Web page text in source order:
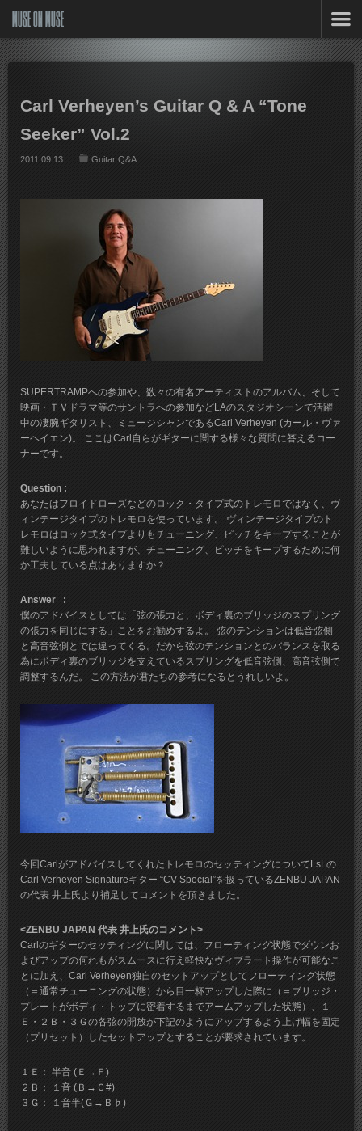
MUSE ON MUSE
Carl Verheyen’s Guitar Q & A “Tone
Seeker” Vol.2
2011.09.13 Guitar Q&A
SUPERTRAMPへの参加や、数々の有名アーティストのアルバム、そして
映画・ＴＶドラマ等のサントラへの参加などLAのスタジオシーンで活躍
中の凄腕ギタリスト、ミュージシャンであるCarl Verheyen (カール・ヴァ
ーヘイエン)。 ここはCarl自らがギターに関する様々な質問に答えるコー
ナーです。
Question :
あなたはフロイドローズなどのロック・タイプ式のトレモロではなく、ヴ
ィンテージタイプのトレモロを使っています。 ヴィンテージタイプのト
レモロはロック式タイプよりもチューニング、ピッチをキープすることが
難しいように思われますが、チューニング、ピッチをキープするために何
か工夫している点はありますか？
Answer :
僕のアドバイスとしては「弦の張力と、ボディ裏のブリッジのスプリング
の張力を同じにする」ことをお勧めするよ。 弦のテンションは低音弦側
と高音弦側とでは違ってくる。だから弦のテンションとのバランスを取る
為にボディ裏のブリッジを支えているスプリングを低音弦側、高音弦側で
調整するんだ。 この方法が君たちの参考になるとうれしいよ。
今回CarlがアドバイスしてくれたトレモロのセッティングについてLsLの
Carl Verheyen Signatureギター “CV Special”を扱っているZENBU JAPAN
の代表 井上氏より補足してコメントを頂きました。
<ZENBU JAPAN 代表 井上氏のコメント>
Carlのギターのセッティングに関しては、フローティング状態でダウンお
よびアップの何れもがスムースに行え軽快なヴィブラート操作が可能なこ
とに加え、Carl Verheyen独自のセットアップとしてフローティング状態
（＝通常チューニングの状態）から目一杯アップした際に（＝ブリッジ・
プレートがボディ・トップに密着するまでアームアップした状態）、１
Ｅ・２Ｂ・３Ｇの各弦の開放が下記のようにアップするよう上げ幅を固定
（プリセット）したセットアップとすることが要求されています。
１Ｅ： 半音 (Ｅ→Ｆ)
２Ｂ： １音 (Ｂ→Ｃ#)
３Ｇ： １音半(Ｇ→Ｂ♭)